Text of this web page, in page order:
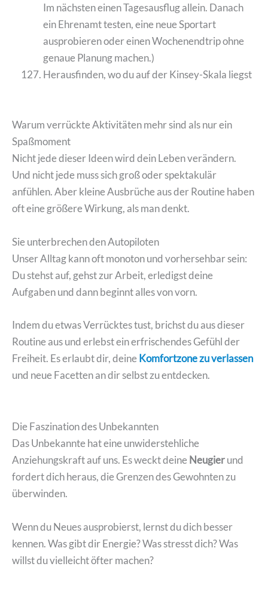
Im nächsten einen Tagesausflug allein. Danach
ein Ehrenamt testen, eine neue Sportart
ausprobieren oder einen Wochenendtrip ohne
genaue Planung machen.)
Herausfinden, wo du auf der Kinsey-Skala liegst
Warum verrückte Aktivitäten mehr sind als nur ein
Spaßmoment
Nicht jede dieser Ideen wird dein Leben verändern.
Und nicht jede muss sich groß oder spektakulär
anfühlen. Aber kleine Ausbrüche aus der Routine haben
oft eine größere Wirkung, als man denkt.
Sie unterbrechen den Autopiloten
Unser Alltag kann oft monoton und vorhersehbar sein:
Du stehst auf, gehst zur Arbeit, erledigst deine
Aufgaben und dann beginnt alles von vorn.
Indem du etwas Verrücktes tust, brichst du aus dieser
Routine aus und erlebst ein erfrischendes Gefühl der
Freiheit. Es erlaubt dir, deineKomfortzone zu verlassen
und neue Facetten an dir selbst zu entdecken.
Die Faszination des Unbekannten
Das Unbekannte hat eine unwiderstehliche
Anziehungskraft auf uns. Es weckt deine Neugierund
fordert dich heraus, die Grenzen des Gewohnten zu
überwinden.
Wenn du Neues ausprobierst, lernst du dich besser
kennen. Was gibt dir Energie? Was stresst dich? Was
willst du vielleicht öfter machen?